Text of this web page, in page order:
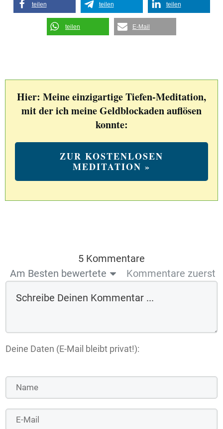
teilen teilen teilen
teilen E-Mail
Hier: Meine einzigartige Tiefen-Meditation,
mit der ich meine Geldblockaden auflösen
konnte:
ZUR KOSTENLOSEN
MEDITATION »
5 Kommentare
Am Besten bewertete
Kommentare zuerst
Deine Daten (E-Mail bleibt privat!):